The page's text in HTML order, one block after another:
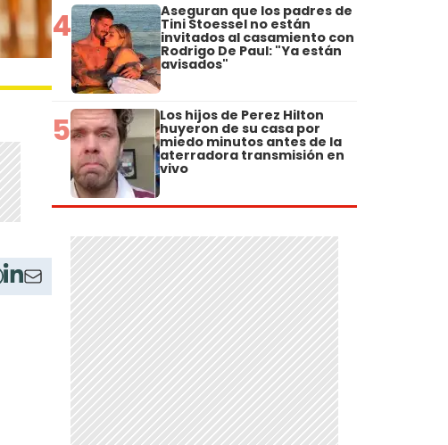
4 Aseguran que los padres de
Tini Stoessel no están
invitados al casamiento con
Rodrigo De Paul: "Ya están
avisados"
5 Los hijos de Perez Hilton
huyeron de su casa por
miedo minutos antes de la
aterradora transmisión en
vivo